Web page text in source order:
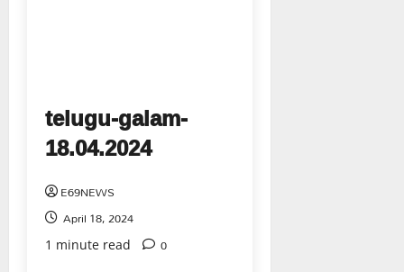
telugu-galam-
18.04.2024
E69NEWS
April 18, 2024
1 minute read 0